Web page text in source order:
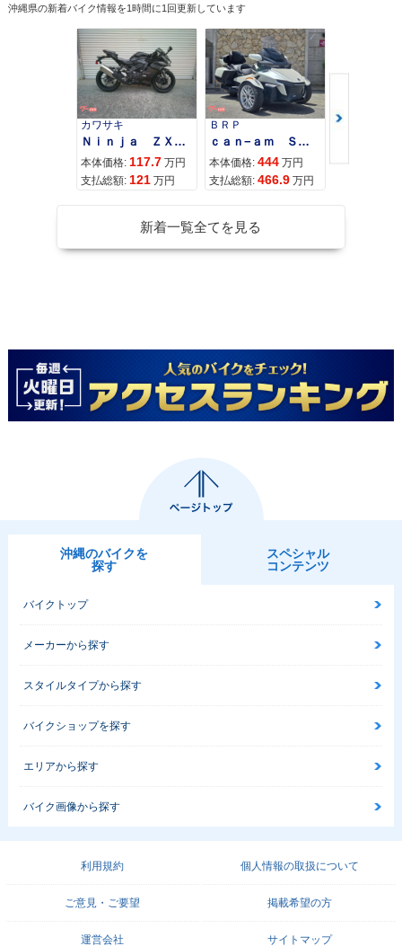
沖縄県の新着バイク情報を1時間に1回更新しています
カワサキ
Ｎｉｎｊａ ＺＸ−４Ｒ ＳＥ
本体価格: 117.7 万円
支払総額: 121 万円
ＢＲＰ
ｃａｎ−ａｍ ＳＰＹＤＥＲ ＲＴ ＬＩＭＩＴＥＤ
本体価格: 444 万円
支払総額: 466.9 万円
スズキ
本体価格:
新着一覧全てを見る
沖縄のバイクを
探す
スペシャル
コンテンツ
バイクトップ
メーカーから探す
スタイルタイプから探す
バイクショップを探す
エリアから探す
バイク画像から探す
利用規約 個人情報の取扱について
ご意見・ご要望 掲載希望の方
運営会社 サイトマップ